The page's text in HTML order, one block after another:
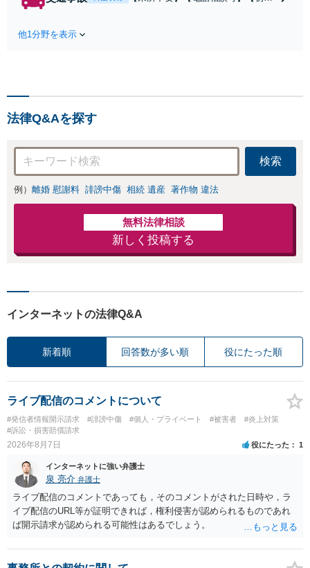
争点を整理し、見
他1分野を表示
法律Q&Aを探す
検索
例） 離婚 慰謝料 誹謗中傷 相続 遺産 著作物 違法
無料法律相談
新しく投稿する
インターネットの法律Q&A
新着順 回答数が多い順 役にたった順
ライブ配信のコメントについて
#発信者情報開示請求 #誹謗中傷 #個人・プライベート #被害者
#炎上対策
#訴訟・損害賠償請求
2026年8月7日 役にたった 1
インターネットに強い弁護士
泉 亮介 弁護士
ライブ配信のコメントであっても，そのコメントがされた日時や，ラ
イブ配信のURL等が証明できれば，権利侵害が認められるものであれ
ば開示請求が認められる可能性はあるでしょう。